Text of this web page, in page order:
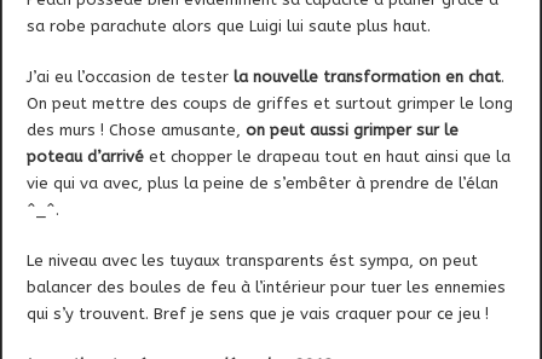
sa robe parachute alors que Luigi lui saute plus haut.
J’ai eu l’occasion de testerla nouvelle transformation en chat.
On peut mettre des coups de griffes et surtout grimper le long
des murs ! Chose amusante,on peut aussi grimper sur le
poteau d’arrivé et chopper le drapeau tout en haut ainsi que la
vie qui va avec, plus la peine de s’embêter à prendre de l’élan
^_^.
Le niveau avec les tuyaux transparents ést sympa, on peut
balancer des boules de feu à l’intérieur pour tuer les ennemies
qui s’y trouvent. Bref je sens que je vais craquer pour ce jeu !